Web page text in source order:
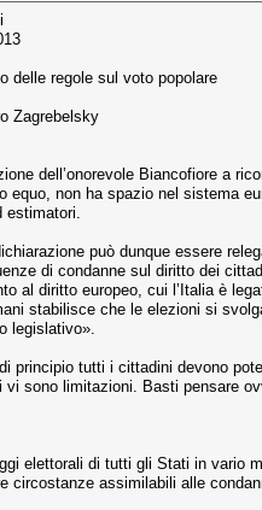
delle regole sul voto popolare
Zagrebelsky
dell’onorevole Biancofiore a
equo, non ha spazio nel sistema
estimatori.
può dunque essere
di condanne sul diritto dei
al diritto europeo, cui l’Italia è
stabilisce che le elezioni si
legislativo».
principio tutti i cittadini devono
vi sono limitazioni. Basti pensare
elettorali di tutti gli Stati in vario
circostanze assimilabili alle